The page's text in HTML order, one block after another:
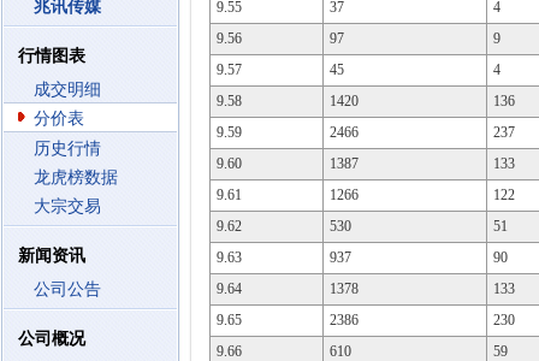
兆讯传媒
行情图表
成交明细
分价表
历史行情
龙虎榜数据
大宗交易
新闻资讯
公司公告
公司概况
9.55
37
4
9.56
97
9
9.57
45
4
9.58
1420
136
9.59
2466
237
9.60
1387
133
9.61
1266
122
9.62
530
51
9.63
937
90
9.64
1378
133
9.65
2386
230
9.66
610
59